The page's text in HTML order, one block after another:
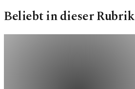
Beliebt in dieser Rubrik